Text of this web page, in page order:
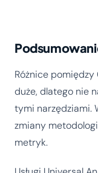
Różnice
duże, dlatego nie
tymi narzędziami.
zmiany
metryk.